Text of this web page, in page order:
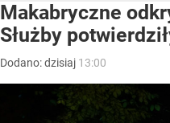
Makabryczne
Służby
Dodano:dzisiaj 13:00